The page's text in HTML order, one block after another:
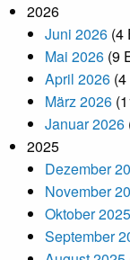
2026
Juni 2026 (4
Mai 2026 (9
April 2026
März 2026
Januar 2026
2025
Dezember
November
Oktober 2025
September